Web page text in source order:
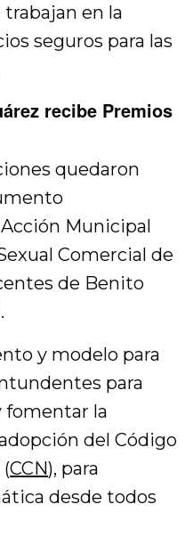
en la
seguros para las
recibe Premios
quedaron
Municipal
Comercial de
de Benito
y modelo para
para
fomentar la
del Código
CCN), para
desde todos